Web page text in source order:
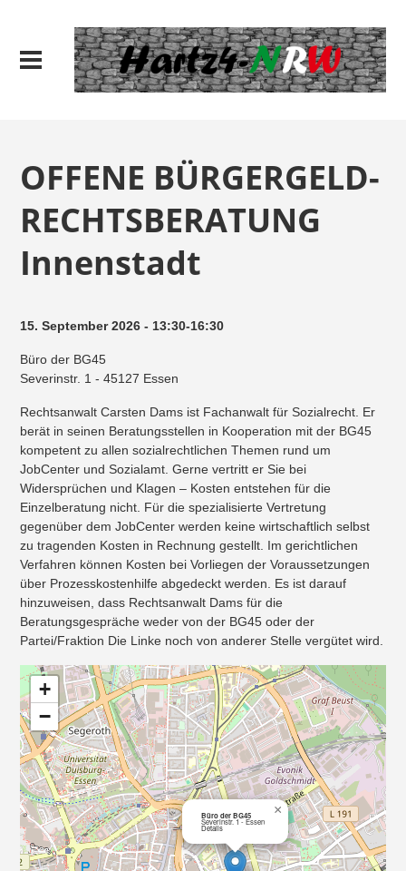
OFFENE BÜRGERGELD-
RECHTSBERATUNG
Innenstadt
15. September 2026 - 13:30-16:30
Büro der BG45
Severinstr. 1 - 45127 Essen
Rechtsanwalt Carsten Dams ist Fachanwalt für Sozialrecht. Er
berät in seinen Beratungsstellen in Kooperation mit der BG45
kompetent zu allen sozialrechtlichen Themen rund um
JobCenter und Sozialamt. Gerne vertritt er Sie bei
Widersprüchen und Klagen – Kosten entstehen für die
Einzelberatung nicht. Für die spezialisierte Vertretung
gegenüber dem JobCenter werden keine wirtschaftlich selbst
zu tragenden Kosten in Rechnung gestellt. Im gerichtlichen
Verfahren können Kosten bei Vorliegen der Voraussetzungen
über Prozesskostenhilfe abgedeckt werden. Es ist darauf
hinzuweisen, dass Rechtsanwalt Dams für die
Beratungsgespräche weder von der BG45 oder der
Partei/Fraktion Die Linke noch von anderer Stelle vergütet wird.
Büro der BG45
Severinstr. 1 - Essen
Details
×
+
−